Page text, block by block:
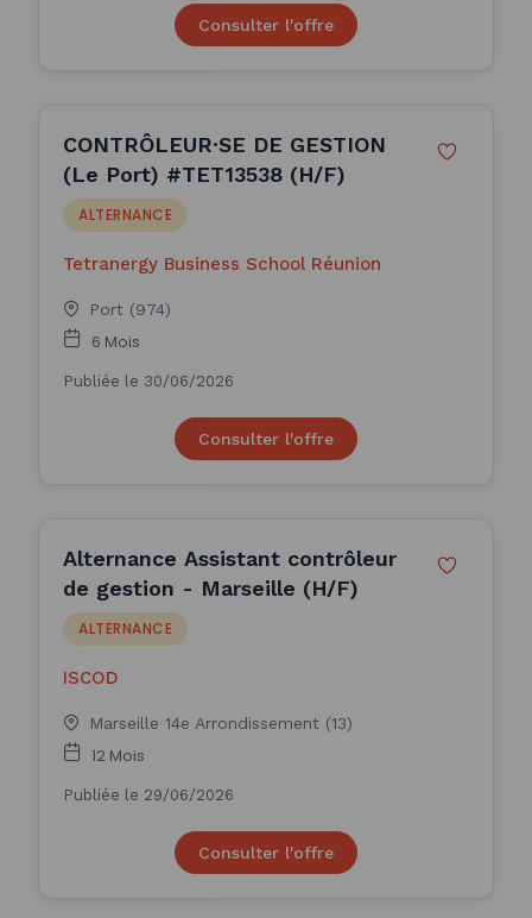
Consulter l'offre
CONTRÔLEUR·SE DE GESTION
(Le Port) #TET13538 (H/F)
ALTERNANCE
Tetranergy Business School Réunion
Port (974)
6 Mois
Publiée le 30/06/2026
Consulter l'offre
Alternance Assistant contrôleur
de gestion - Marseille (H/F)
ALTERNANCE
ISCOD
Marseille 14e Arrondissement (13)
12 Mois
Publiée le 29/06/2026
Consulter l'offre